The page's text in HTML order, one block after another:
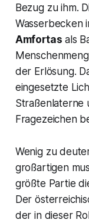
Bezug zu ihm.
Wasserbecken
Amfortas als
der Erlösung.
eingesetzte
Straßenlaterne
Fragezeichen
Wenig zu
großartigen
größte Partie
Der
der in dieser